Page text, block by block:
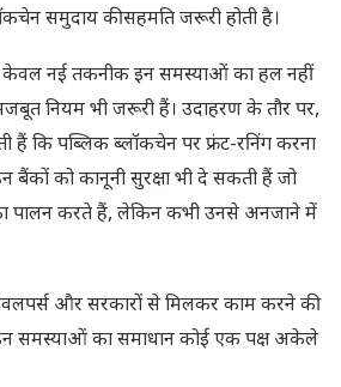
समुदाय की सहमति जरूरी होती है।
केवल नई तकनीक इन समस्याओं का हल नहीं
नियम भी जरूरी हैं। उदाहरण के तौर पर,
हैं कि पब्लिक ब्लॉकचेन पर फ्रंट-रनिंग करना
बैंकों को कानूनी सुरक्षा भी दे सकती हैं जो
का पालन करते हैं, लेकिन कभी उनसे अनजाने में
और सरकारों से मिलकर काम करने की
समस्याओं का समाधान कोई एक पक्ष अकेले